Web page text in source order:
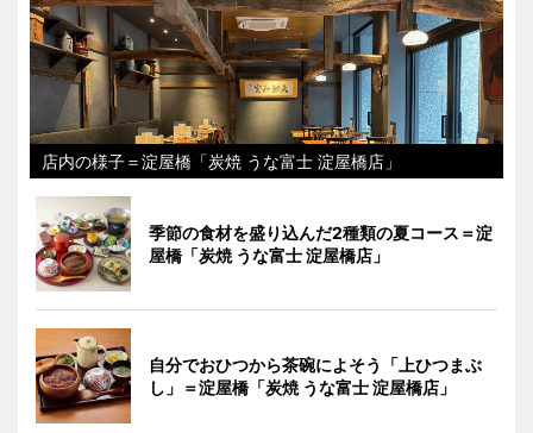
店内の様子＝淀屋橋「炭焼 うな富士 淀屋橋店」
季節の食材を盛り込んだ2種類の夏コース＝淀
屋橋「炭焼 うな富士 淀屋橋店」
自分でおひつから茶碗によそう「上ひつまぶ
し」＝淀屋橋「炭焼 うな富士 淀屋橋店」